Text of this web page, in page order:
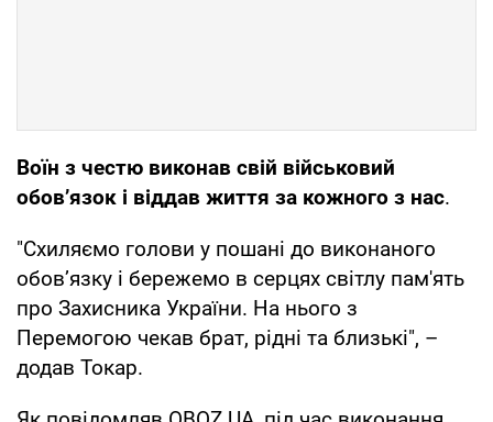
Воїн з честю виконав свій військовий
обов’язок і віддав життя за кожного з нас.
"Схиляємо голови у пошані до виконаного
обов’язку і бережемо в серцях світлу пам'ять
про Захисника України. На нього з
Перемогою чекав брат, рідні та близькі", –
додав Токар.